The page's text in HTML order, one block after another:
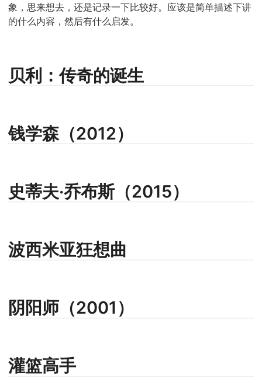
象，思来想去，还是记录一下比较好。应该是简单描述下讲
的什么内容，然后有什么启发。
贝利：传奇的诞生
钱学森（2012）
史蒂夫·乔布斯（2015）
波西米亚狂想曲
阴阳师（2001）
灌篮高手